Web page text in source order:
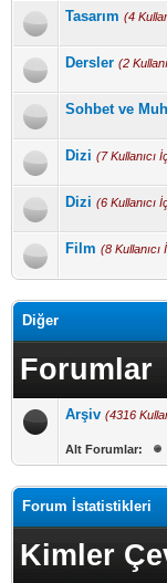
Tasarım (4
Dersler (2
Sohbet ve
Dizi (7 Kullanıcı
Dizi (6 Kullanıcı
Film (8 Kullanıcı
Diğer
Forumlar
Arşiv (4316
Alt Forumlar:
Forum İstatistikleri
Kimler